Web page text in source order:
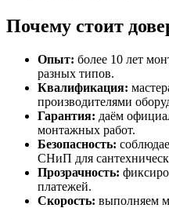
Почему стоит
Опыт: более 10 лет
разных типов.
Квалификация:
производителями
Гарантия: даём
монтажных работ.
Безопасность:
СНиП для
Прозрачность:
платежей.
Скорость: выполняем